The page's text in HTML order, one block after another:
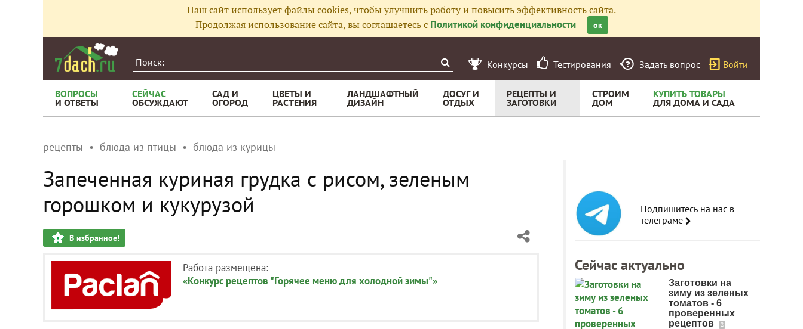
Наш сайт использует файлы cookies, чтобы улучшить работу и повысить эффективность сайта.
Продолжая использование сайта, вы соглашаетесь с Политикой конфиденциальности ок
Конкурсы Тестирования Задать вопрос Войти
ВОПРОСЫ
И ОТВЕТЫ
СЕЙЧАС
ОБСУЖДАЮТ
САД И
ОГОРОД
ЦВЕТЫ И
РАСТЕНИЯ
ЛАНДШАФТНЫЙ
ДИЗАЙН
ДОСУГ И
ОТДЫХ
РЕЦЕПТЫ И
ЗАГОТОВКИ
СТРОИМ
ДОМ
КУПИТЬ ТОВАРЫ
ДЛЯ ДОМА И САДА
рецепты блюда из птицы блюда из курицы
Запеченная куриная грудка с рисом, зеленым
горошком и кукурузой
В избранное!
Работа размещена:
«Конкурс рецептов "Горячее меню для холодной зимы"»
Подпишитесь на нас в
телеграме
Сейчас актуально
Заготовки на
зиму из зеленых
томатов - 6
проверенных
рецептов
2